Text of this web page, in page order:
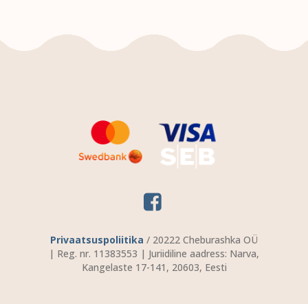
Privaatsuspoliitika / 20222 Cheburashka OÜ
| Reg. nr. 11383553 | Juriidiline aadress: Narva,
Kangelaste 17-141, 20603, Eesti